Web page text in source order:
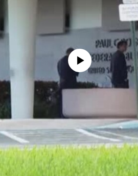
No media source currently